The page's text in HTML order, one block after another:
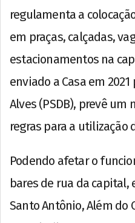
regulamenta a
em praças, calçadas,
estacionamentos na
enviado a Casa em
Alves (PSDB), prevê
regras para a utilização
Podendo afetar o
bares de rua da capital,
Santo Antônio, Além do